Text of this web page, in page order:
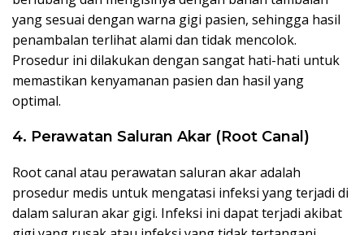
yang sesuai dengan warna gigi pasien, sehingga hasil
penambalan terlihat alami dan tidak mencolok.
Prosedur ini dilakukan dengan sangat hati-hati untuk
memastikan kenyamanan pasien dan hasil yang
optimal.
4. Perawatan Saluran Akar (Root Canal)
Root canal atau perawatan saluran akar adalah
prosedur medis untuk mengatasi infeksi yang terjadi di
dalam saluran akar gigi. Infeksi ini dapat terjadi akibat